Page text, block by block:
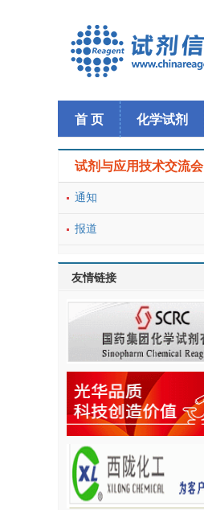
首 页 化学试剂
试剂与应用技术交流会
通知
报道
友情链接